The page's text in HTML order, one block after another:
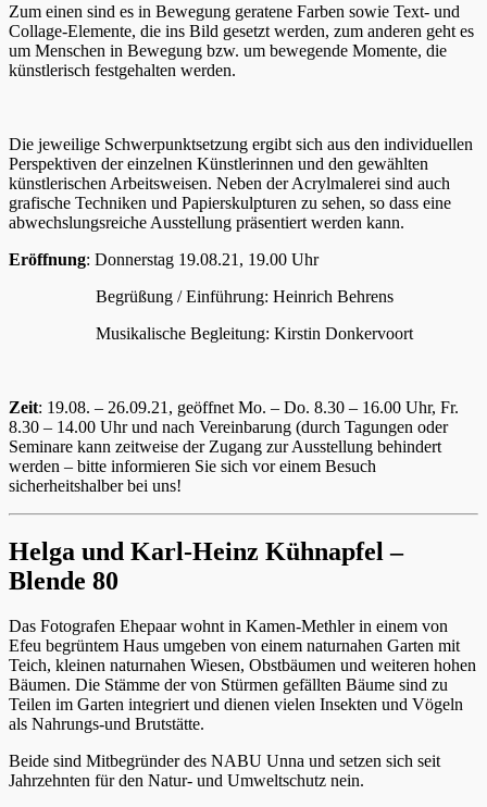
Zum einen sind es in Bewegung geratene Farben sowie Text- und
Collage-Elemente, die ins Bild gesetzt werden, zum anderen geht es
um Menschen in Bewegung bzw. um bewegende Momente, die
künstlerisch festgehalten werden.
Die jeweilige Schwerpunktsetzung ergibt sich aus den individuellen
Perspektiven der einzelnen Künstlerinnen und den gewählten
künstlerischen Arbeitsweisen. Neben der Acrylmalerei sind auch
grafische Techniken und Papierskulpturen zu sehen, so dass eine
abwechslungsreiche Ausstellung präsentiert werden kann.
Eröffnung: Donnerstag 19.08.21, 19.00 Uhr
Begrüßung / Einführung: Heinrich Behrens
Musikalische Begleitung: Kirstin Donkervoort
Zeit: 19.08. – 26.09.21, geöffnet Mo. – Do. 8.30 – 16.00 Uhr, Fr.
8.30 – 14.00 Uhr und nach Vereinbarung (durch Tagungen oder
Seminare kann zeitweise der Zugang zur Ausstellung behindert
werden – bitte informieren Sie sich vor einem Besuch
sicherheitshalber bei uns!
Helga und Karl-Heinz Kühnapfel –
Blende 80
Das Fotografen Ehepaar wohnt in Kamen-Methler in einem von
Efeu begrüntem Haus umgeben von einem naturnahen Garten mit
Teich, kleinen naturnahen Wiesen, Obstbäumen und weiteren hohen
Bäumen. Die Stämme der von Stürmen gefällten Bäume sind zu
Teilen im Garten integriert und dienen vielen Insekten und Vögeln
als Nahrungs-und Brutstätte.
Beide sind Mitbegründer des NABU Unna und setzen sich seit
Jahrzehnten für den Natur- und Umweltschutz nein.